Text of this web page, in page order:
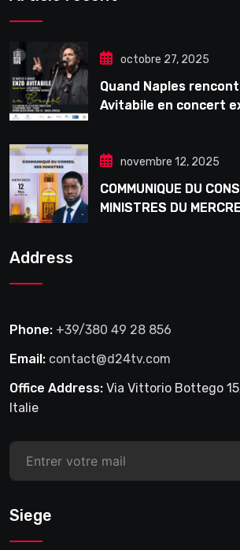
octobre 27, 2025
Quand Naples
Avitabile en concert
novembre 12, 2025
COMMUNIQUE DU
MINISTRES DU
Address
Phone: +39/380 49 28 856
Email: contact@d24tv.com
Office Address: Via Vittorio Bottego
Italie
Siege